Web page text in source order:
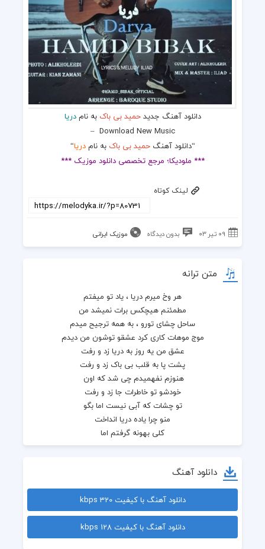
دانلود آهنگ جدیدحمید بی باک به نامدریا
Download New Music
–
“دانلود آهنگ حمید بی باک به نامدریا“
*** ملودیکا؛ مرجع تخصصی دانلود موزیک ***
لینک کوتاه
۰۹ تیر ۰۳ بدون دیدگاه موزیک ایرانی
متن ترانه
هر وخ میرم دریا ، یاد تو میفتم
مطمئنم هیچکس برات نمیشد من
ساحل چشای تورو ، به همه ترجیح میدم
موج موهات کاری کرد عشقو توشون من دیدم
عشق من یه روز به دریا زد و رفت
پشت پا به قلب بی باک زد و رفت
هنوزم نفهمیدم چی شد که اون
خودشو تو خاطرات جا زد و رفت
تو چشات که آبی نیست اما بگو
منو چرا یاده دریا انداخت
کلی بهونه گرفتم اما
یادت رفته کی تورو دوست داشت
وقتی حرفت که میاد  تو خاطرات میرم
پیشت سکوت میکنم  حرفاتو گوش میدم
غرور من که شکست اما تو میدونی
برا همیشه کنارم  تو دلم میمونی
راه من فرق داشت با تو  اینو دیر فهمیدم
هر کیو زیاد بخای میره  از عاشقی بد دیدم
دانلود آهنگ
دانلود آهنگ با کیفیت 320 kbps
دانلود آهنگ با کیفیت 128 kbps